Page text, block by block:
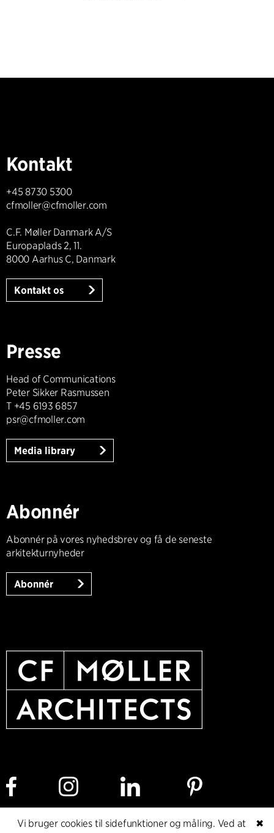
Kontakt
+45 8730 5300
cfmoller@cfmoller.com
C.F. Møller Danmark A/S
Europaplads 2, 11.
8000 Aarhus C, Danmark
Kontakt os
Presse
Head of Communications
Peter Sikker Rasmussen
T +45 6193 6857
psr@cfmoller.com
Media library
Abonnér
Abonnér på vores nyhedsbrev og få de seneste
arkitekturnyheder
Abonnér
✖
Vi bruger cookies til sidefunktioner og måling. Ved at